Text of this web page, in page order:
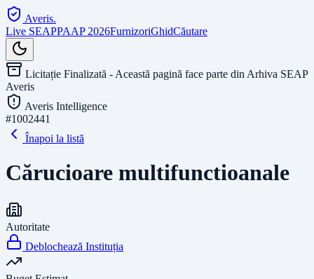
Averis.
Live SEAPPAAP 2026FurnizoriGhidCăutare
Licitație Finalizată - Această pagină face parte din Arhiva SEAP
Averis
Averis Intelligence
#1002441
Înapoi la listă
Cărucioare multifunctioanale
Autoritate
Deblochează Instituția